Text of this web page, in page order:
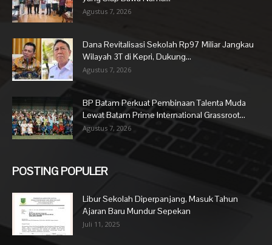
Agustus 7, 2026
Dana Revitalisasi Sekolah Rp97 Miliar Jangkau
Wilayah 3T di Kepri, Dukung...
Agustus 7, 2026
BP Batam Perkuat Pembinaan Talenta Muda
Lewat Batam Prime International Grassroot...
Agustus 7, 2026
POSTING POPULER
Libur Sekolah Diperpanjang, Masuk Tahun
Ajaran Baru Mundur Sepekan
Juli 11, 2025